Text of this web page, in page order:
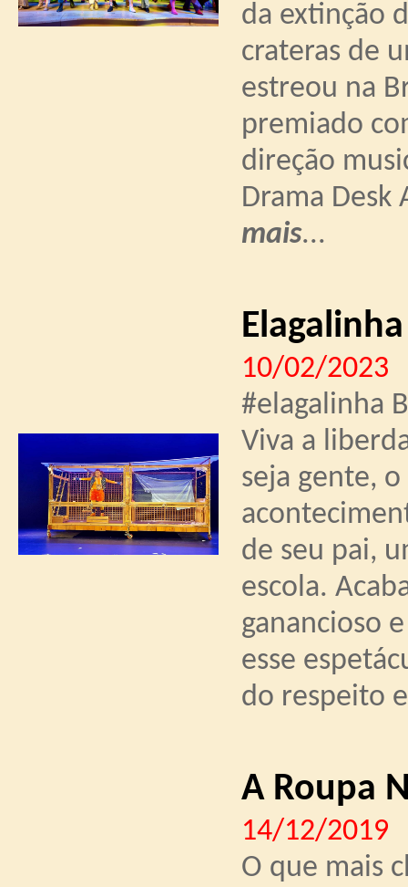
da extinção
crateras de
estreou na
premiado
direção
Drama Desk
mais...
Elagalinha
10/02/2023
#elagalinha
Viva a
seja gente,
de seu pai,
escola.
ganancioso
esse
do respeito
A Roupa
14/12/2019
O que mais